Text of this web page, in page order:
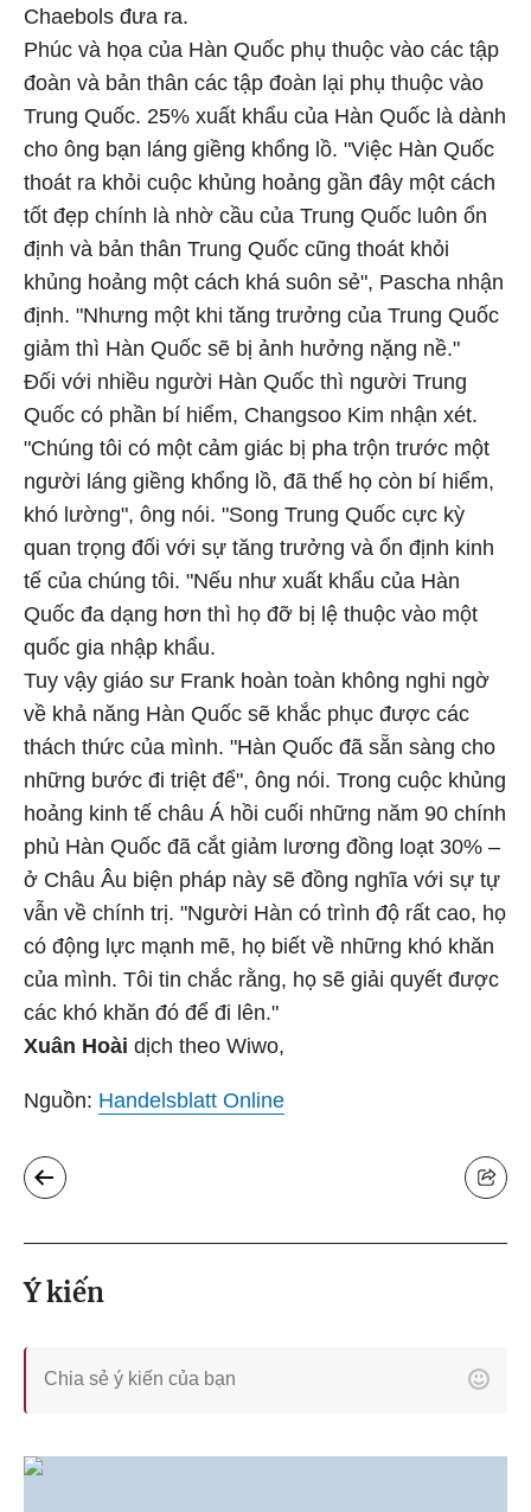
Chaebols đưa ra.
Phúc và họa của Hàn Quốc phụ thuộc vào các tập
đoàn và bản thân các tập đoàn lại phụ thuộc vào
Trung Quốc. 25% xuất khẩu của Hàn Quốc là dành
cho ông bạn láng giềng khổng lồ. "Việc Hàn Quốc
thoát ra khỏi cuộc khủng hoảng gần đây một cách
tốt đẹp chính là nhờ cầu của Trung Quốc luôn ổn
định và bản thân Trung Quốc cũng thoát khỏi
khủng hoảng một cách khá suôn sẻ", Pascha nhận
định. "Nhưng một khi tăng trưởng của Trung Quốc
giảm thì Hàn Quốc sẽ bị ảnh hưởng nặng nề."
Đối với nhiều người Hàn Quốc thì người Trung
Quốc có phần bí hiểm, Changsoo Kim nhận xét.
"Chúng tôi có một cảm giác bị pha trộn trước một
người láng giềng khổng lồ, đã thế họ còn bí hiểm,
khó lường", ông nói. "Song Trung Quốc cực kỳ
quan trọng đối với sự tăng trưởng và ổn định kinh
tế của chúng tôi. "Nếu như xuất khẩu của Hàn
Quốc đa dạng hơn thì họ đỡ bị lệ thuộc vào một
quốc gia nhập khẩu.
Tuy vậy giáo sư Frank hoàn toàn không nghi ngờ
về khả năng Hàn Quốc sẽ khắc phục được các
thách thức của mình. "Hàn Quốc đã sẵn sàng cho
những bước đi triệt để", ông nói. Trong cuộc khủng
hoảng kinh tế châu Á hồi cuối những năm 90 chính
phủ Hàn Quốc đã cắt giảm lương đồng loạt 30% –
ở Châu Âu biện pháp này sẽ đồng nghĩa với sự tự
vẫn về chính trị. "Người Hàn có trình độ rất cao, họ
có động lực mạnh mẽ, họ biết về những khó khăn
của mình. Tôi tin chắc rằng, họ sẽ giải quyết được
các khó khăn đó để đi lên."
Xuân Hoài dịch theo Wiwo,
Nguồn: Handelsblatt Online
Ý kiến